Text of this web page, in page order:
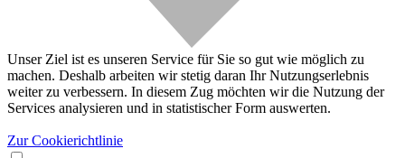
Unser Ziel ist es unseren Service für Sie so gut wie möglich zu
machen. Deshalb arbeiten wir stetig daran Ihr Nutzungserlebnis
weiter zu verbessern. In diesem Zug möchten wir die Nutzung der
Services analysieren und in statistischer Form auswerten.
Zur Cookierichtlinie